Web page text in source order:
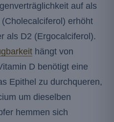
auf als
erhöht
als D2 (Ergocalciferol).
hängt von
D benötigt eine
Epithel zu durchqueren,
um dieselben
hemmen sich